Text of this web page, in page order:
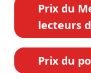
Prix du
lecteurs
Prix du